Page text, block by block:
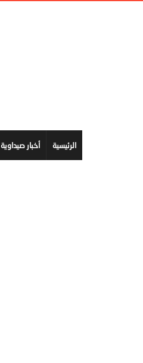
الرئيسية أخبار صيداوية